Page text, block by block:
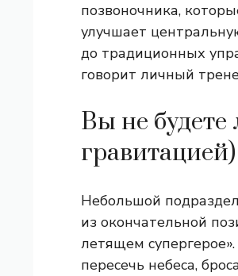
позвоночника,
улучшает
до традиционных
говорит личный
Вы не будете
гравитацией)
Небольшой
из окончательной
летящем
пересечь небеса,